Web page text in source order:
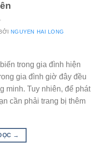
NGUYEN HAI LONG
trong gia đình hiện
gia đình giờ đây đều
minh. Tuy nhiên, để phát
cần phải trang bị thêm
→